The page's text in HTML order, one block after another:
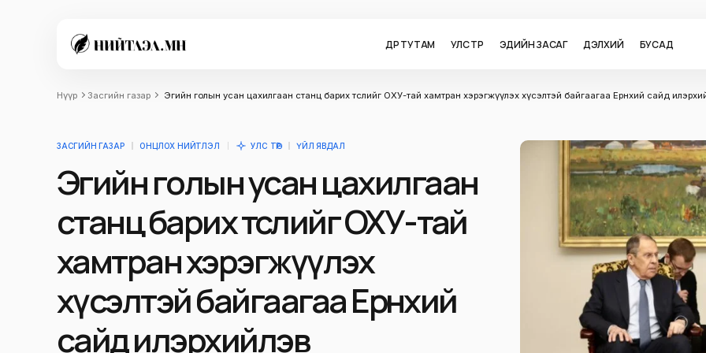
ӨДӨР ТУТАМ УЛС ТӨР ЭДИЙН ЗАСАГ ДЭЛХИЙ БУСАД
Нүүр Засгийн газар Эгийн голын усан цахилгаан станц барих төслийг ОХУ-тай хамтран хэрэгжүүлэх хүсэлтэй байгаагаа Ерөнхий сайд
ЗАСГИЙН ГАЗАР ОНЦЛОХ НИЙТЛЭЛ УЛС ТӨР ҮЙЛ ЯВДАЛ
Эгийн голын усан цахилгаан
станц барих төслийг ОХУ-тай
хамтран хэрэгжүүлэх
хүсэлтэй байгаагаа Ерөнхий
сайд илэрхийлэв